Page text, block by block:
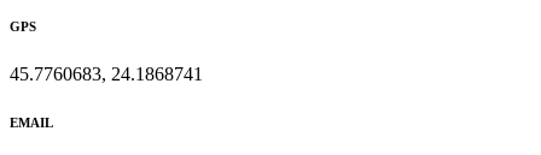
GPS
45.7760683, 24.1868741
EMAIL